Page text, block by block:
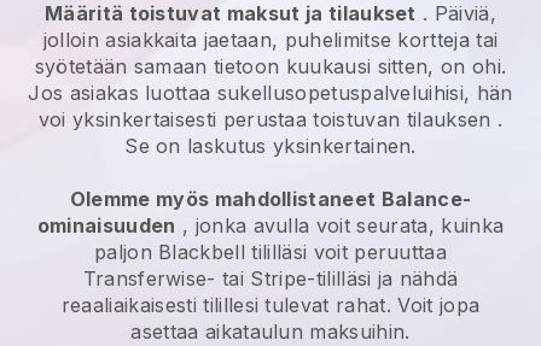
Määritä toistuvat maksut ja tilaukset . Päiviä,
jolloin asiakkaita jaetaan, puhelimitse kortteja tai
syötetään samaan tietoon kuukausi sitten, on ohi.
Jos asiakas luottaa sukellusopetuspalveluihisi, hän
voi yksinkertaisesti perustaa toistuvan tilauksen .
Se on laskutus yksinkertainen.
Olemme myös mahdollistaneet Balance-
ominaisuuden , jonka avulla voit seurata, kuinka
paljon Blackbell tililläsi voit peruuttaa
Transferwise- tai Stripe-tililläsi ja nähdä
reaaliaikaisesti tilillesi tulevat rahat. Voit jopa
asettaa aikataulun maksuihin.